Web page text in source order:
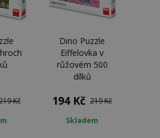
Kč
Dino Puzzle
Eiffelovka v
růžovém 500
dílků
194 Kč 219 Kč
Skladem